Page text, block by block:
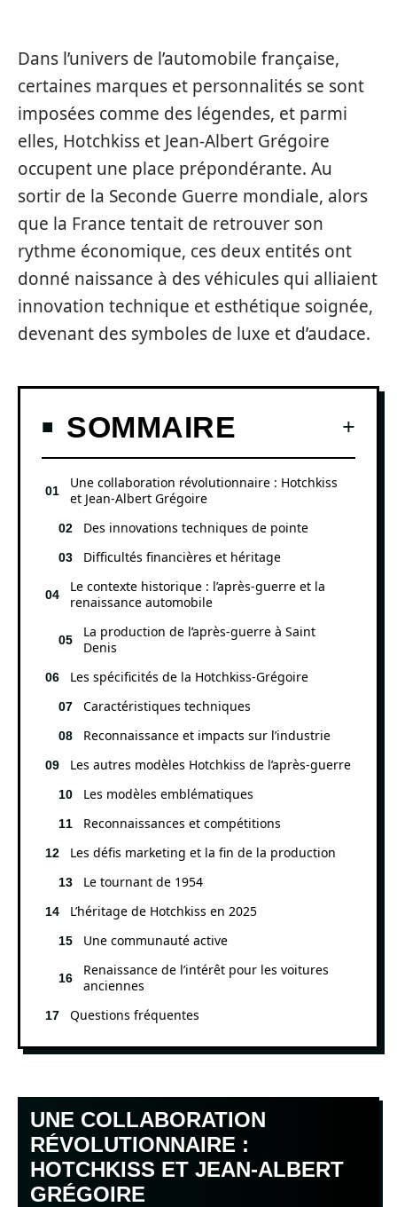
Dans l’univers de l’automobile française,
certaines marques et personnalités se sont
imposées comme des légendes, et parmi
elles, Hotchkiss et Jean-Albert Grégoire
occupent une place prépondérante. Au
sortir de la Seconde Guerre mondiale, alors
que la France tentait de retrouver son
rythme économique, ces deux entités ont
donné naissance à des véhicules qui alliaient
innovation technique et esthétique soignée,
devenant des symboles de luxe et d’audace.
SOMMAIRE
Une collaboration révolutionnaire : Hotchkiss
et Jean-Albert Grégoire
Des innovations techniques de pointe
Difficultés financières et héritage
Le contexte historique : l’après-guerre et la
renaissance automobile
La production de l’après-guerre à Saint
Denis
Les spécificités de la Hotchkiss-Grégoire
Caractéristiques techniques
Reconnaissance et impacts sur l’industrie
Les autres modèles Hotchkiss de l’après-guerre
Les modèles emblématiques
Reconnaissances et compétitions
Les défis marketing et la fin de la production
Le tournant de 1954
L’héritage de Hotchkiss en 2025
Une communauté active
Renaissance de l’intérêt pour les voitures
anciennes
Questions fréquentes
UNE COLLABORATION
RÉVOLUTIONNAIRE :
HOTCHKISS ET JEAN-ALBERT
GRÉGOIRE